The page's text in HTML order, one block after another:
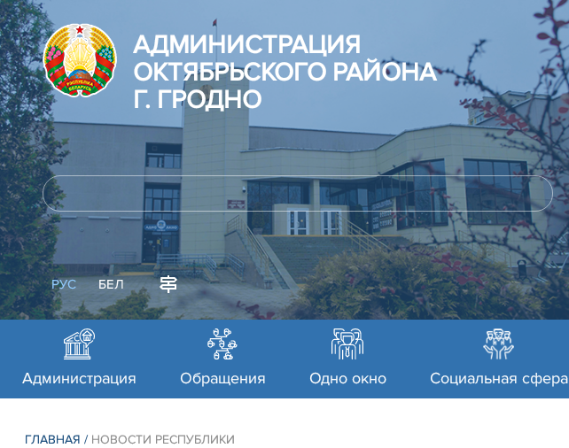
АДМИНИСТРАЦИЯ
ОКТЯБРЬСКОГО РАЙОНА
Г. ГРОДНО
РУС БЕЛ
Администрация Обращения Одно окно Социальная сфера
ГЛАВНАЯ / НОВОСТИ РЕСПУБЛИКИ